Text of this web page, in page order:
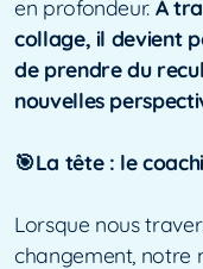
en profondeur. À
collage, il devient
de prendre du
nouvelles
🎯La tête : le
Lorsque nous
changement, notre